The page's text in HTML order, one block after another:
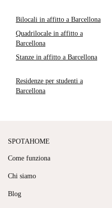
Bilocali in affitto a Barcellona
Quadrilocale in affitto a
Barcellona
Stanze in affitto a Barcellona
Residenze per studenti a
Barcellona
SPOTAHOME
Come funziona
Chi siamo
Blog